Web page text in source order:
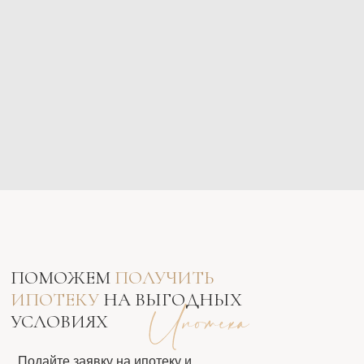
ПОМОЖЕМ ПОЛУЧИТЬ
ИПОТЕКУ НА ВЫГОДНЫХ
УСЛОВИЯХ
Подайте заявку на ипотеку и